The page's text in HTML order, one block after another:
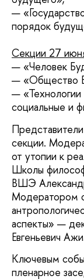
—
порядок
Секции 27
— «Человек
— «Общество
— «Технологии
социальные и
секции.
от утопии к
Школы
ВШЭ
Модератором
аспекты» —
Евгеньевич
Ключевым
пленарное